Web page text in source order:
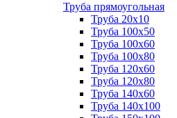
Труба прямоугольная
Труба 20x10
Труба 100x50
Труба 100x60
Труба 100x80
Труба 120x60
Труба 120x80
Труба 140x60
Труба 140x100